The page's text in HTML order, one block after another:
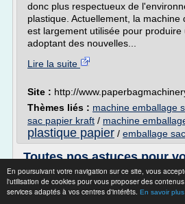
En poursuivant votre navigation sur ce site, vous
l'utilisation de cookies pour vous proposer des
services adaptés à vos centres d'intérêts. En savoir plus
donc plus respectueux de
plastique. Actuellement, la machine
est largement utilisée pour produire
adoptant des nouvelles...
Lire la suite
Site : http://
Thèmes liés : machine emballage
sac papier kraft / machine
plastique papier / emballage
Toutes nos astuces pour
bagage en soute ...
Le blog du tourisme et des voyages